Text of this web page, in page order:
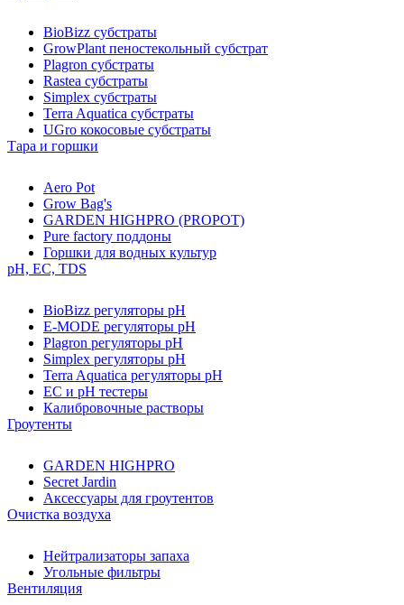
BioBizz cубстраты
GrowPlant пеностекольный субстрат
Plagron cубстраты
Rastea cубстраты
Simplex cубстраты
Terra Aquatica cубстраты
UGro кокосовые субстраты
Тара и горшки
Aero Pot
Grow Bag's
GARDEN HIGHPRO (PROPOT)
Pure factory поддоны
Горшки для водных культур
pH, EC, TDS
BioBizz регуляторы pH
E-MODE регуляторы pH
Plagron регуляторы pH
Simplex регуляторы pH
Terra Aquatica регуляторы pH
EC и pH тестеры
Калибровочные растворы
Гроутенты
GARDEN HIGHPRO
Secret Jardin
Аксессуары для гроутентов
Очистка воздуха
Нейтрализаторы запаха
Угольные фильтры
Вентиляция